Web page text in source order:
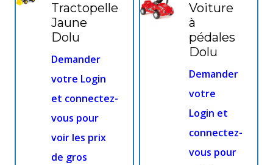
Tractopelle
Jaune
Dolu
Demander
votre Login
et connectez-
vous pour
voir les prix
de gros
Voiture
à
pédales
Dolu
Demander
votre
Login et
connectez-
vous pour